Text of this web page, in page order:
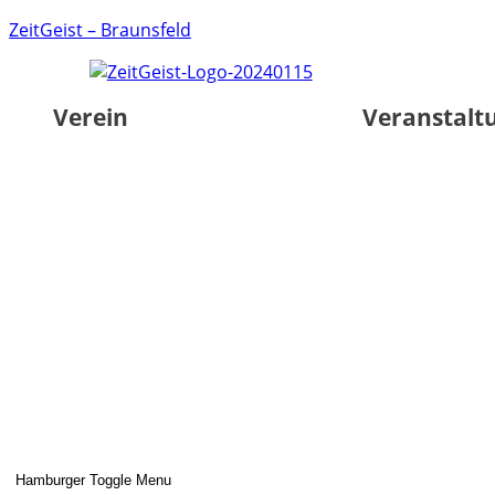
ZeitGeist – Braunsfeld
Verein
Hamburger Toggle Menu